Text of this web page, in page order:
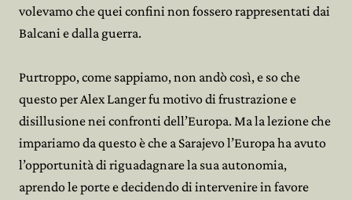
volevamo che quei confini non fossero rappresentati dai
Balcani e dalla guerra.
Purtroppo, come sappiamo, non andò così, e so che
questo per Alex Langer fu motivo di frustrazione e
disillusione nei confronti dell’Europa. Ma la lezione che
impariamo da questo è che a Sarajevo l’Europa ha avuto
l’opportunità di riguadagnare la sua autonomia,
aprendo le porte e decidendo di intervenire in favore